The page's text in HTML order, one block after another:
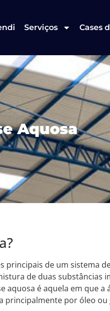
Serviços Cases
Aquosa
principais de um sistema
de duas substâncias
aquosa é aquela em que
principalmente por óleo